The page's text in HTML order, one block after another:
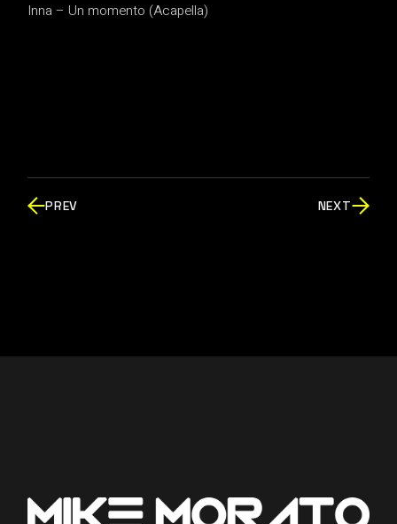
Inna – Un momento (Acapella)
PREV NEXT